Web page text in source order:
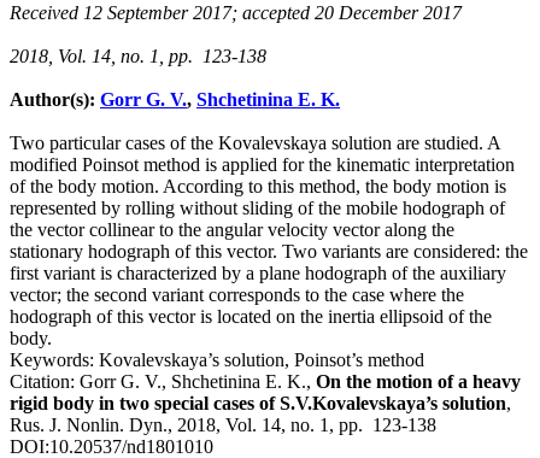
Received 12 September 2017; accepted 20 December 2017
2018, Vol. 14, no. 1, pp. 123-138
Author(s): Gorr G. V., Shchetinina E. K.
Two particular cases of the Kovalevskaya solution are studied. A
modified Poinsot method is applied for the kinematic interpretation
of the body motion. According to this method, the body motion is
represented by rolling without sliding of the mobile hodograph of
the vector collinear to the angular velocity vector along the
stationary hodograph of this vector. Two variants are considered: the
first variant is characterized by a plane hodograph of the auxiliary
vector; the second variant corresponds to the case where the
hodograph of this vector is located on the inertia ellipsoid of the
body.
Keywords: Kovalevskaya’s solution, Poinsot’s method
Citation: Gorr G. V., Shchetinina E. K., On the motion of a heavy
rigid body in two special cases of S.V.Kovalevskaya’s solution,
Rus. J. Nonlin. Dyn., 2018, Vol. 14, no. 1, pp. 123-138
DOI:10.20537/nd1801010